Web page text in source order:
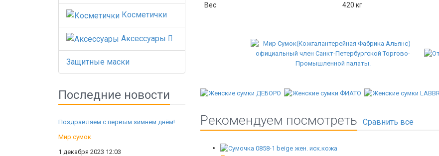
Косметички
Аксессуары
Защитные маски
Последние новости
Поздравляем с первым зимнем днём!
Мир сумок
1 декабря 2023 12:03
Вес 420 кг
Рекомендуем посмотреть